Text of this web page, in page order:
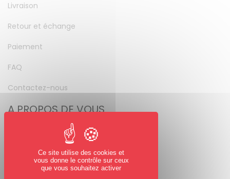
Livraison
Retour et échange
Paiement
FAQ
Contactez-nous
A PROPOS DE VOUS
Mot de passe perdu
NOUS SUIVRE
Ce site utilise des cookies et
vous donne le contrôle sur ceux
que vous souhaitez activer